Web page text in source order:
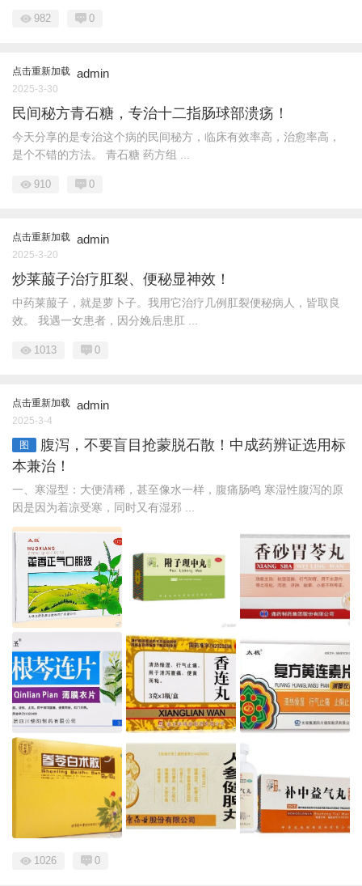
982 0
点击重新加载 admin
2025-3-30
民间秘方青石糖，专治十二指肠球部溃疡！
今天分享的是专治这个病的民间秘方，临床有效率高，治愈率高，
是个不错的方法。 青石糖 药方组 ...
910 0
点击重新加载 admin
2025-3-20
炒莱菔子治疗肛裂、便秘显神效！
中药莱菔子，就是萝卜子。我用它治疗几例肛裂便秘病人，皆取良
效。 我遇一女患者，因分娩后患肛 ...
1013 0
点击重新加载 admin
2025-3-4
图
腹泻，不要盲目抢蒙脱石散！中成药辨证选用标
本兼治！
一、寒湿型：大便清稀，甚至像水一样，腹痛肠鸣 寒湿性腹泻的原
因是因为着凉受寒，同时又有湿邪 ...
1026 0